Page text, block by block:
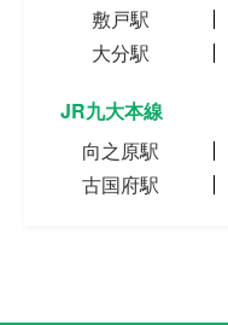
敷戸駅
大分駅
JR九大本線
向之原駅
古国府駅